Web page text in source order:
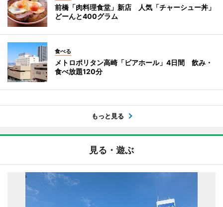
前橋「肉料理食堂」新店 人気「チャーシュー丼」
どーんと400グラム
食べる
メトロポリタン高崎「ビアホール」4日間 飲み・
食べ放題120分
もっと見る
見る・遊ぶ